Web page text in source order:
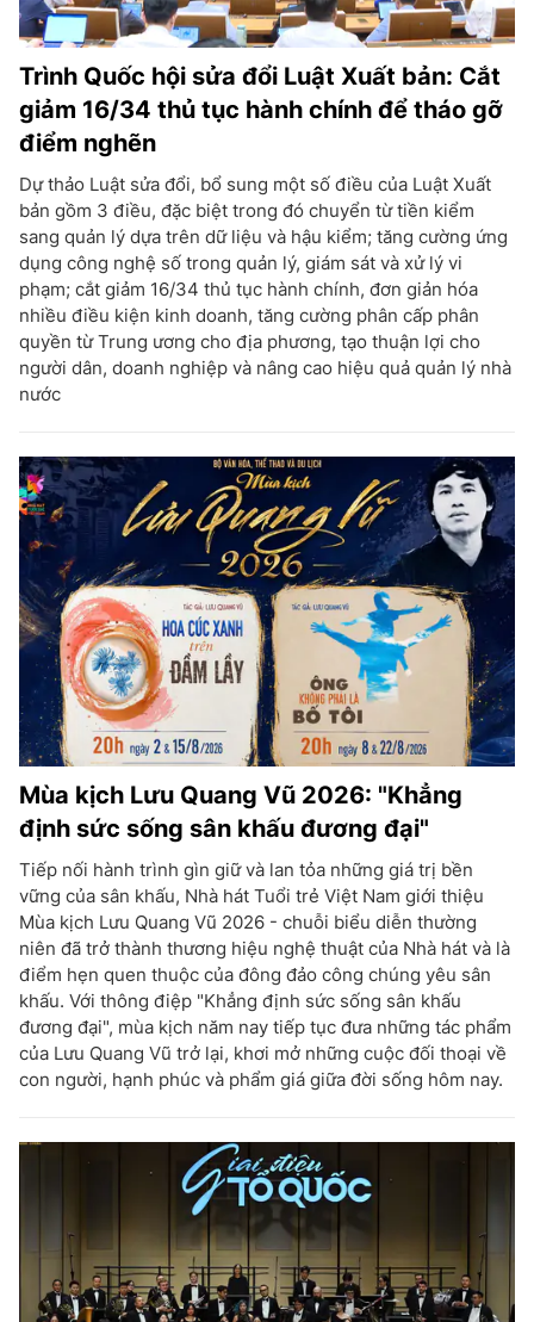
Trình Quốc hội sửa đổi Luật Xuất bản: Cắt
giảm 16/34 thủ tục hành chính để tháo gỡ
điểm nghẽn
Dự thảo Luật sửa đổi, bổ sung một số điều của Luật Xuất
bản gồm 3 điều, đặc biệt trong đó chuyển từ tiền kiểm
sang quản lý dựa trên dữ liệu và hậu kiểm; tăng cường ứng
dụng công nghệ số trong quản lý, giám sát và xử lý vi
phạm; cắt giảm 16/34 thủ tục hành chính, đơn giản hóa
nhiều điều kiện kinh doanh, tăng cường phân cấp phân
quyền từ Trung ương cho địa phương, tạo thuận lợi cho
người dân, doanh nghiệp và nâng cao hiệu quả quản lý nhà
nước
Mùa kịch Lưu Quang Vũ 2026: "Khẳng
định sức sống sân khấu đương đại"
Tiếp nối hành trình gìn giữ và lan tỏa những giá trị bền
vững của sân khấu, Nhà hát Tuổi trẻ Việt Nam giới thiệu
Mùa kịch Lưu Quang Vũ 2026 - chuỗi biểu diễn thường
niên đã trở thành thương hiệu nghệ thuật của Nhà hát và là
điểm hẹn quen thuộc của đông đảo công chúng yêu sân
khấu. Với thông điệp "Khẳng định sức sống sân khấu
đương đại", mùa kịch năm nay tiếp tục đưa những tác phẩm
của Lưu Quang Vũ trở lại, khơi mở những cuộc đối thoại về
con người, hạnh phúc và phẩm giá giữa đời sống hôm nay.